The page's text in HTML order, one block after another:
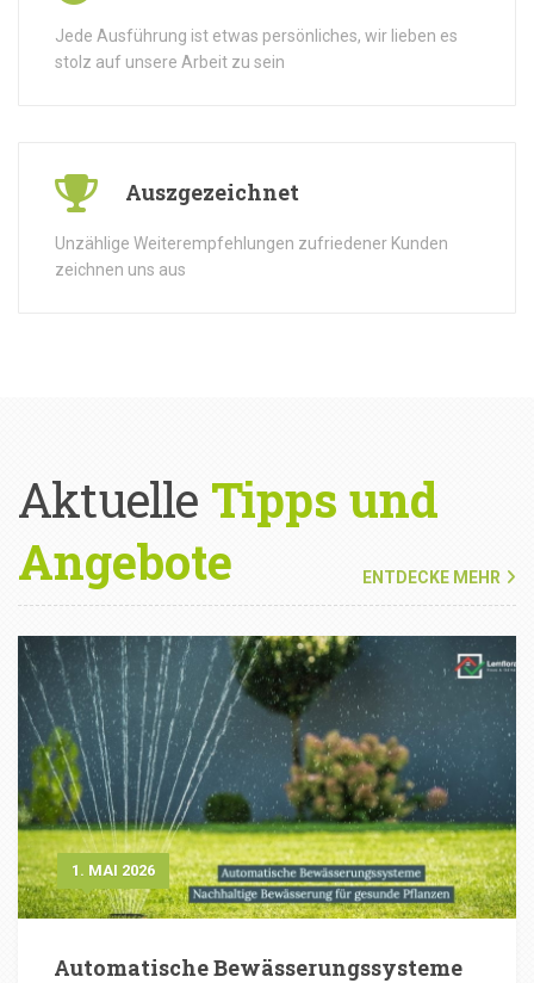
Jede Ausführung ist etwas persönliches, wir lieben es
stolz auf unsere Arbeit zu sein
Auszgezeichnet
Unzählige Weiterempfehlungen zufriedener Kunden
zeichnen uns aus
Aktuelle Tipps und
Angebote
ENTDECKE MEHR
1. MAI 2026
Automatische Bewässerungssysteme